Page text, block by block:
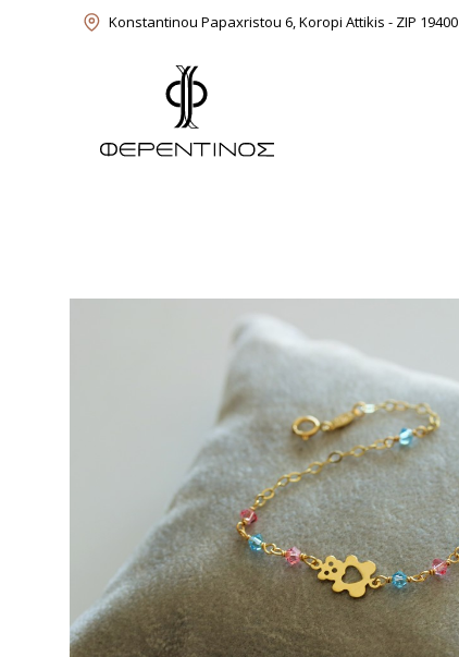
Konstantinou Papaxristou 6, Koropi Attikis - ZIP 19400